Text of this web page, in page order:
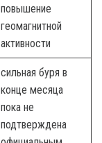
повышение
геомагнитной
активности
сильная буря в
конце месяца
пока не
подтверждена